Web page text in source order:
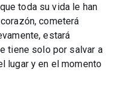
toda su vida le han
cometerá
estará
tiene solo por salvar a
lugar y en el momento